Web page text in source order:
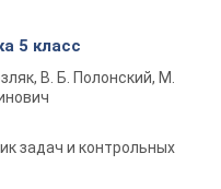
5 класс
В. Б. Полонский, М.
задач и контрольных